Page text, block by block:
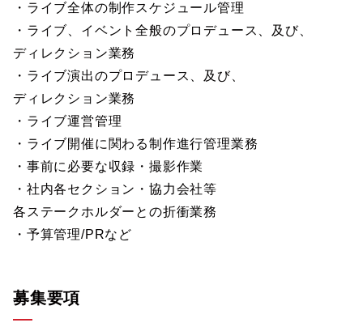
・ライブ全体の制作スケジュール管理
・ライブ、イベント全般のプロデュース、及び、
ディレクション業務
・ライブ演出のプロデュース、及び、
ディレクション業務
・ライブ運営管理
・ライブ開催に関わる制作進行管理業務
・事前に必要な収録・撮影作業
・社内各セクション・協力会社等
各ステークホルダーとの折衝業務
・予算管理/PRなど
募集要項